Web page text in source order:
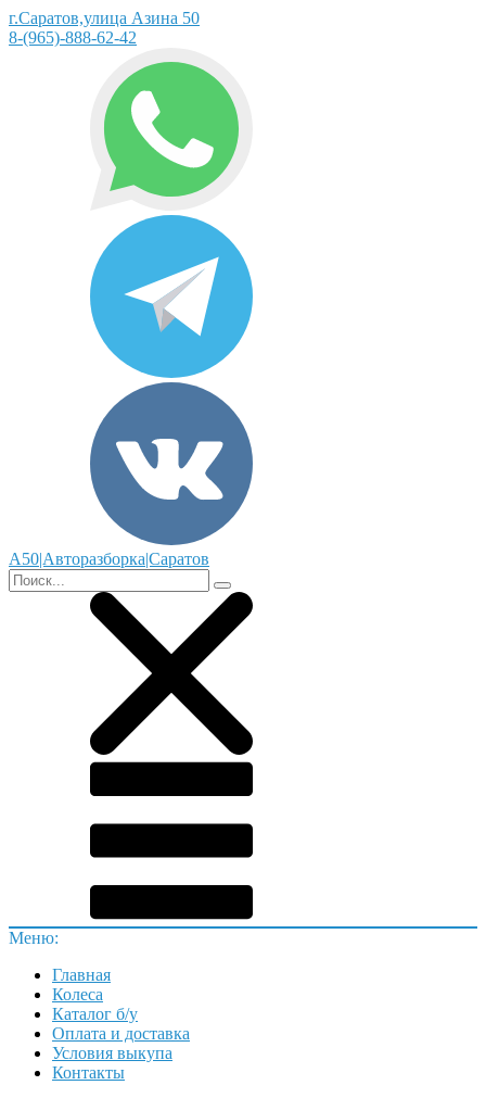
г.Саратов,улица Азина 50
8-(965)-888-62-42
А50|Авторазборка|Саратов
Меню:
Главная
Колеса
Каталог б/у
Оплата и доставка
Условия выкупа
Контакты